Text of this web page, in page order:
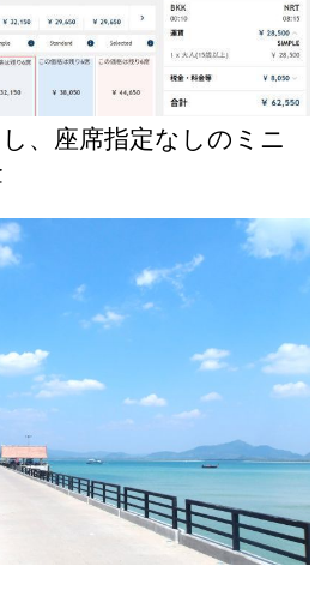
、座席指定なしのミニ